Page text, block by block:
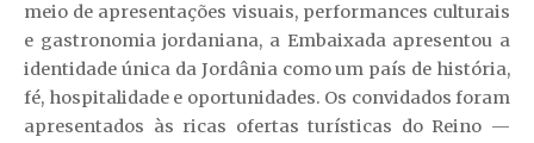
meio de apresentações visuais, performances culturais
e gastronomia jordaniana, a Embaixada apresentou a
identidade única da Jordânia como um país de história,
fé, hospitalidade e oportunidades. Os convidados foram
apresentados às ricas ofertas turísticas do Reino —